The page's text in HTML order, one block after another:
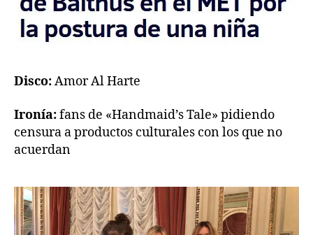
Disco:Amor Al Harte
Ironía:fans de «Handmaid’s Tale» pidiendo
censura a productos culturales con los que no
acuerdan